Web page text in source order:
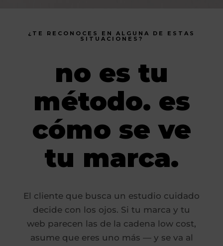
¿TE RECONOCES EN ALGUNA DE ESTAS
SITUACIONES?
no es tu
método. es
cómo se ve
tu marca.
El cliente que busca un estudio cuidado
decide con los ojos. Si tu marca y tu
web parecen las de la cadena low cost,
asume que eres uno más — y se va al